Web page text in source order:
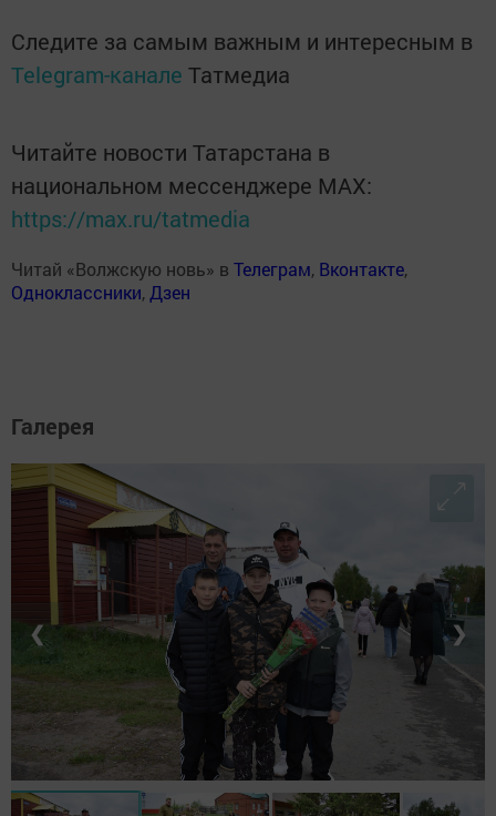
Следите за самым важным и интересным в
Telegram-канале Татмедиа
Читайте новости Татарстана в
национальном мессенджере MАХ:
https://max.ru/tatmedia
Читай «Волжскую новь» в Телеграм, Вконтакте,
Одноклассники,Дзен
Галерея
❮ ❯